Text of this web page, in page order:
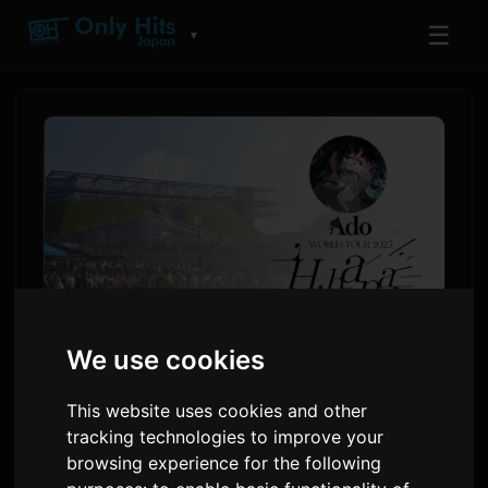
We use cookies
This website uses cookies and other
tracking technologies to improve your
browsing experience for the following
▼ ☰
París / HIBANA WORLD TOUR
26 de juny 2025